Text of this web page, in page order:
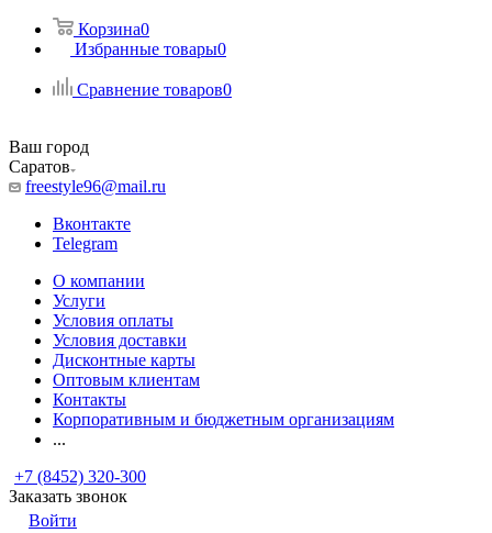
Корзина0
Избранные товары0
Сравнение товаров0
Ваш город
Саратов
freestyle96@mail.ru
Вконтакте
Telegram
О компании
Услуги
Условия оплаты
Условия доставки
Дисконтные карты
Оптовым клиентам
Контакты
Корпоративным и бюджетным организациям
...
+7 (8452) 320-300
Заказать звонок
Войти